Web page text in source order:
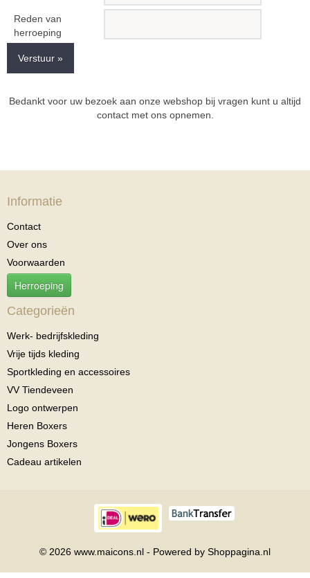
Reden van
herroeping
Verstuur »
Bedankt voor uw bezoek aan onze webshop bij vragen kunt u altijd
contact met ons opnemen.
Informatie
Contact
Over ons
Voorwaarden
Herroeping
Categorieën
Werk- bedrijfskleding
Vrije tijds kleding
Sportkleding en accessoires
VV Tiendeveen
Logo ontwerpen
Heren Boxers
Jongens Boxers
Cadeau artikelen
© 2026 www.maicons.nl - Powered by Shoppagina.nl